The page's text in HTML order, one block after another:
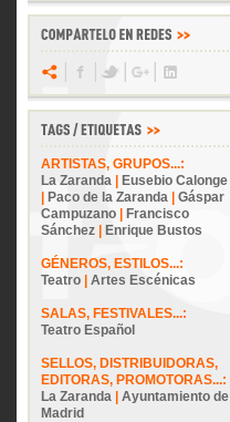
ARTISTAS, GRUPOS...:
La Zaranda
Eusebio Calonge
Paco de la Zaranda
Gáspar
Campuzano
Francisco
Sánchez
Enrique Bustos
GÉNEROS, ESTILOS...:
Teatro
Artes Escénicas
SALAS, FESTIVALES...:
Teatro Español
SELLOS, DISTRIBUIDORAS,
EDITORAS, PROMOTORAS...:
La Zaranda
Ayuntamiento de
Madrid